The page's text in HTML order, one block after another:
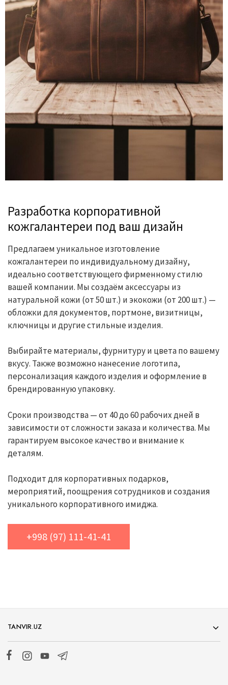
Разработка корпоративной
кожгалантереи под ваш дизайн
Предлагаем уникальное изготовление
кожгалантереи по индивидуальному дизайну,
идеально соответствующего фирменному стилю
вашей компании. Мы создаём аксессуары из
натуральной кожи (от 50 шт.) и экокожи (от 200 шт.) —
обложки для документов, портмоне, визитницы,
ключницы и другие стильные изделия.
Выбирайте материалы, фурнитуру и цвета по вашему
вкусу. Также возможно нанесение логотипа,
персонализация каждого изделия и оформление в
брендированную упаковку.
Сроки производства — от 40 до 60 рабочих дней в
зависимости от сложности заказа и количества. Мы
гарантируем высокое качество и внимание к
деталям.
Подходит для корпоративных подарков,
мероприятий, поощрения сотрудников и создания
уникального корпоративного имиджа.
+998 (97) 111-41-41
TANVIR.UZ